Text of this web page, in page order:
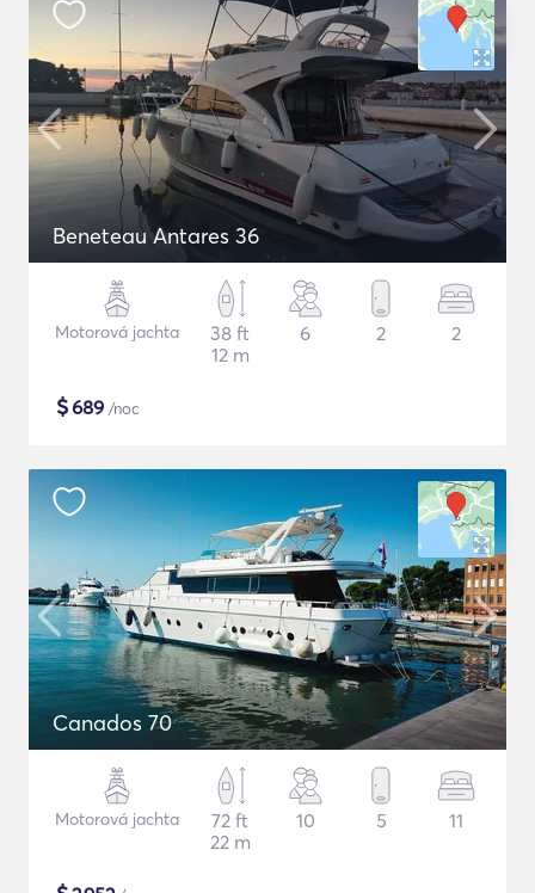
Beneteau Antares 36
Motorová jachta
38 ft
12 m
6 2 2
$689 /noc
Canados 70
Motorová jachta
72 ft
22 m
10 5 11